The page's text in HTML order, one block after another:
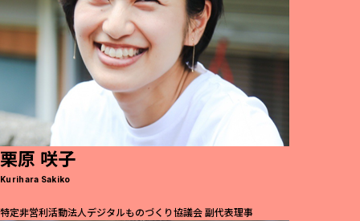
栗原 咲子
Kurihara Sakiko
特定非営利活動法人デジタルものづくり協議会 副代表理事